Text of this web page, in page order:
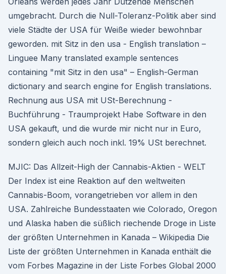
umgebracht. Durch die Null-Toleranz-Politik aber sind
viele Städte der USA für Weiße wieder bewohnbar
geworden. mit Sitz in den usa - English translation –
Linguee Many translated example sentences
containing "mit Sitz in den usa" – English-German
dictionary and search engine for English translations.
Rechnung aus USA mit USt-Berechnung -
Buchführung - Traumprojekt Habe Software in den
USA gekauft, und die wurde mir nicht nur in Euro,
sondern gleich auch noch inkl. 19% USt berechnet.
MJIC: Das Allzeit-High der Cannabis-Aktien - WELT
Der Index ist eine Reaktion auf den weltweiten
Cannabis-Boom, vorangetrieben vor allem in den
USA. Zahlreiche Bundesstaaten wie Colorado, Oregon
und Alaska haben die süßlich riechende Droge in Liste
der größten Unternehmen in Kanada – Wikipedia Die
Liste der größten Unternehmen in Kanada enthält die
vom Forbes Magazine in der Liste Forbes Global 2000